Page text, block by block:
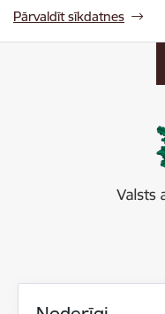
Pārvaldīt sīkdatnes